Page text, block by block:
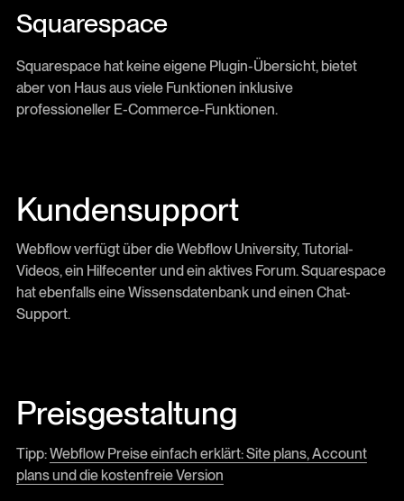
Squarespace
Squarespace hat keine eigene Plugin-Übersicht, bietet
aber von Haus aus viele Funktionen inklusive
professioneller E-Commerce-Funktionen.
Kundensupport
Webflow verfügt über die Webflow University, Tutorial-
Videos, ein Hilfecenter und ein aktives Forum. Squarespace
hat ebenfalls eine Wissensdatenbank und einen Chat-
Support.
Preisgestaltung
Tipp:Webflow Preise einfach erklärt: Site plans, Account
plans und die kostenfreie Version